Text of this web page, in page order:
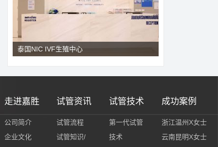
泰国NIC IVF生殖中心
走进嘉胜
公司简介
企业文化
试管资讯
试管流程
试管知识/
试管技术
第一代试管
技术
成功案例
浙江温州X女士
云南昆明X女士